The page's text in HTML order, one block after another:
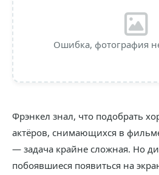
Ошибка, фотография
Фрэнкел знал, что подобрать
актёров, снимающихся в
— задача крайне сложная. Но
побоявшиеся появиться на